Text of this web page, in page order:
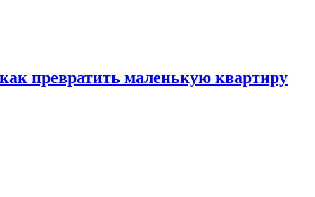
превратить маленькую квартиру